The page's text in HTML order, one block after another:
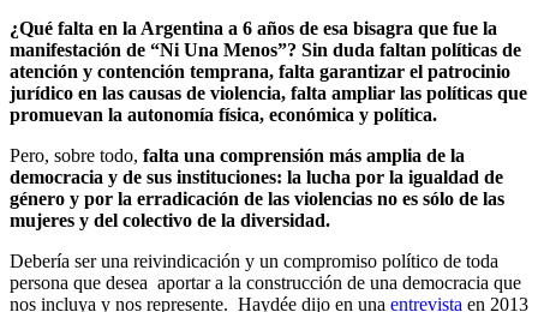
¿Qué falta en la Argentina a 6 años de esa bisagra que fue la
manifestación de “Ni Una Menos”? Sin duda faltan políticas de
atención y contención temprana, falta garantizar el patrocinio
jurídico en las causas de violencia, falta ampliar las políticas que
promuevan la autonomía física, económica y política.
Pero, sobre todo, falta una comprensión más amplia de la
democracia y de sus instituciones: la lucha por la igualdad de
género y por la erradicación de las violencias no es sólo de las
mujeres y del colectivo de la diversidad.
Debería ser una reivindicación y un compromiso político de toda
persona que desea aportar a la construcción de una democracia que
nos incluya y nos represente. Haydée dijo en una entrevista en 2013